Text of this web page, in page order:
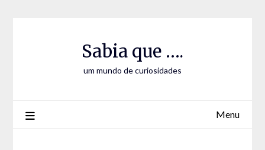
Sabia que ….
um mundo de curiosidades
Menu